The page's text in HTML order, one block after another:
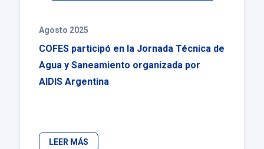
Agosto 2025
COFES participó en la Jornada Técnica de
Agua y Saneamiento organizada por
AIDIS Argentina
LEER MÁS